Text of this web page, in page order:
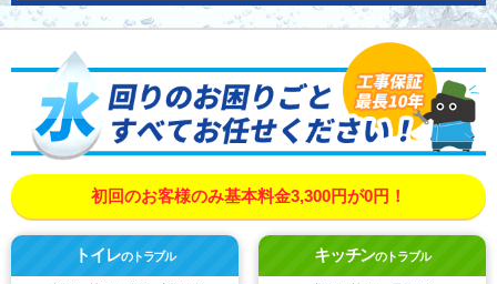
初回のお客様のみ基本料金3,300円が0円！
トイレのトラブル キッチンのトラブル